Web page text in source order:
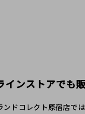
インストアでも
ンドコレクト原宿店では